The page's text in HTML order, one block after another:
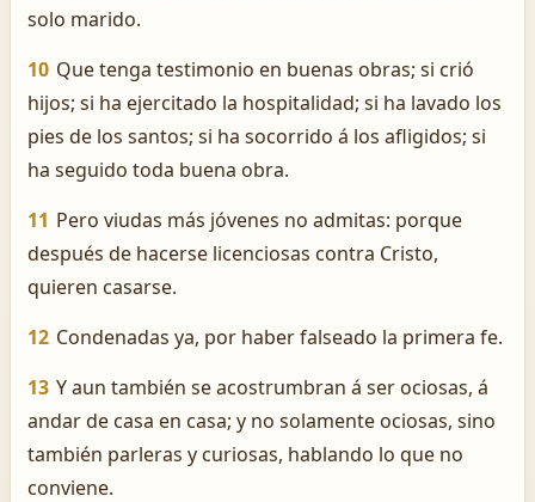
solo marido.
10 Que tenga testimonio en buenas obras; si crió
hijos; si ha ejercitado la hospitalidad; si ha lavado los
pies de los santos; si ha socorrido á los afligidos; si
ha seguido toda buena obra.
11 Pero viudas más jóvenes no admitas: porque
después de hacerse licenciosas contra Cristo,
quieren casarse.
12 Condenadas ya, por haber falseado la primera fe.
13 Y aun también se acostrumbran á ser ociosas, á
andar de casa en casa; y no solamente ociosas, sino
también parleras y curiosas, hablando lo que no
conviene.